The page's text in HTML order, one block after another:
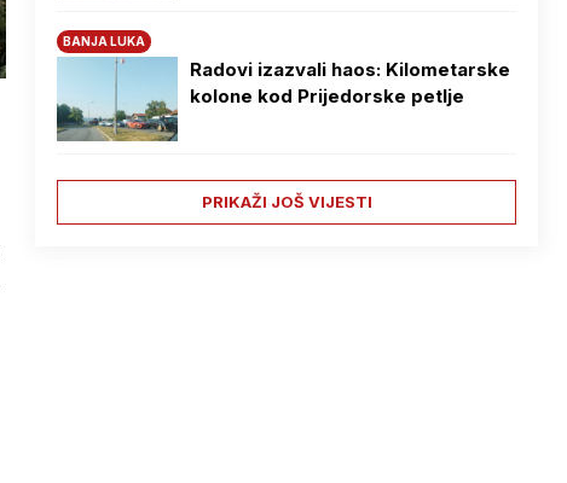
BANJA LUKA
Radovi izazvali haos: Kilometarske
kolone kod Prijedorske petlje
PRIKAŽI JOŠ VIJESTI